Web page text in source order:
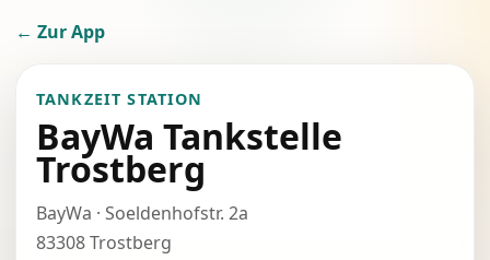
← Zur App
TANKZEIT STATION
BayWa Tankstelle
Trostberg
BayWa · Soeldenhofstr. 2a
83308 Trostberg